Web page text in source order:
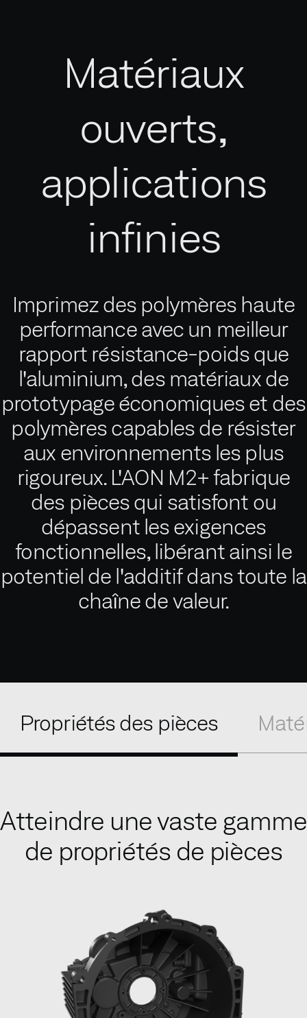
Matériaux
ouverts,
applications
infinies
Imprimez des polymères haute
performance avec un meilleur
rapport résistance-poids que
l'aluminium, des matériaux de
prototypage économiques et des
polymères capables de résister
aux environnements les plus
rigoureux. L'AON M2+ fabrique
des pièces qui satisfont ou
dépassent les exigences
fonctionnelles, libérant ainsi le
potentiel de l'additif dans toute la
chaîne de valeur.
Propriétés des pièces
Atteindre une vaste gamme
de propriétés de pièces